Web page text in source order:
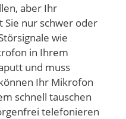
aber Ihr
Sie nur schwer oder
wie
in Ihrem
und muss
Ihr Mikrofon
schnell tauschen
telefonieren